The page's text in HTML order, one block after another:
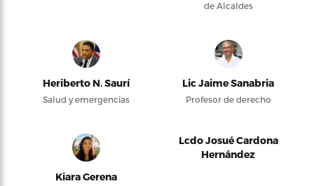
de Alcaldes
Heriberto N. Saurí
Salud y emergencias
Lic Jaime Sanabria
Profesor de derecho
Kiara Gerena
Lcdo Josué Cardona
Hernández